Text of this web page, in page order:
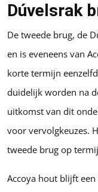
Dúvelsrak
De tweede brug, de
en is eveneens van
korte termijn
duidelijk worden na
uitkomst van dit
voor vervolgkeuzes.
tweede brug op
Accoya hout blijft